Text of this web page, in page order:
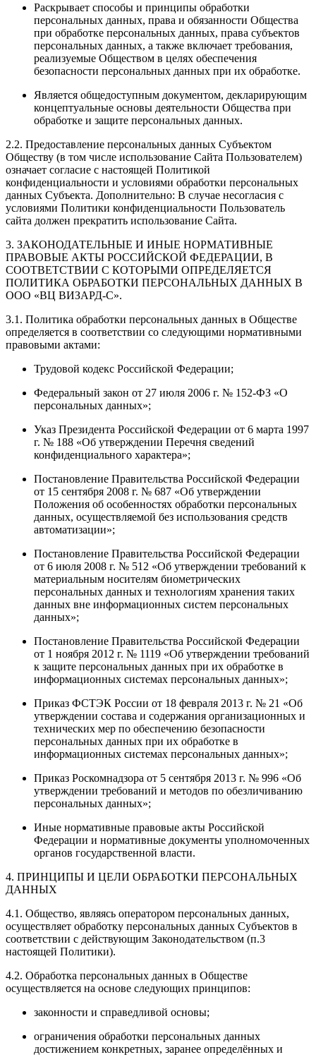
Раскрывает способы и принципы обработки
персональных данных, права и обязанности Общества
при обработке персональных данных, права субъектов
персональных данных, а также включает требования,
реализуемые Обществом в целях обеспечения
безопасности персональных данных при их обработке.
Является общедоступным документом, декларирующим
концептуальные основы деятельности Общества при
обработке и защите персональных данных.
2.2. Предоставление персональных данных Субъектом
Обществу (в том числе использование Сайта Пользователем)
означает согласие с настоящей Политикой
конфиденциальности и условиями обработки персональных
данных Субъекта. Дополнительно: В случае несогласия с
условиями Политики конфиденциальности Пользователь
сайта должен прекратить использование Сайта.
3. ЗАКОНОДАТЕЛЬНЫЕ И ИНЫЕ НОРМАТИВНЫЕ
ПРАВОВЫЕ АКТЫ РОССИЙСКОЙ ФЕДЕРАЦИИ, В
СООТВЕТСТВИИ С КОТОРЫМИ ОПРЕДЕЛЯЕТСЯ
ПОЛИТИКА ОБРАБОТКИ ПЕРСОНАЛЬНЫХ ДАННЫХ В
ООО «ВЦ ВИЗАРД-С».
3.1. Политика обработки персональных данных в Обществе
определяется в соответствии со следующими нормативными
правовыми актами:
Трудовой кодекс Российской Федерации;
Федеральный закон от 27 июля 2006 г. № 152-ФЗ «О
персональных данных»;
Указ Президента Российской Федерации от 6 марта 1997
г. № 188 «Об утверждении Перечня сведений
конфиденциального характера»;
Постановление Правительства Российской Федерации
от 15 сентября 2008 г. № 687 «Об утверждении
Положения об особенностях обработки персональных
данных, осуществляемой без использования средств
автоматизации»;
Постановление Правительства Российской Федерации
от 6 июля 2008 г. № 512 «Об утверждении требований к
материальным носителям биометрических
персональных данных и технологиям хранения таких
данных вне информационных систем персональных
данных»;
Постановление Правительства Российской Федерации
от 1 ноября 2012 г. № 1119 «Об утверждении требований
к защите персональных данных при их обработке в
информационных системах персональных данных»;
Приказ ФСТЭК России от 18 февраля 2013 г. № 21 «Об
утверждении состава и содержания организационных и
технических мер по обеспечению безопасности
персональных данных при их обработке в
информационных системах персональных данных»;
Приказ Роскомнадзора от 5 сентября 2013 г. № 996 «Об
утверждении требований и методов по обезличиванию
персональных данных»;
Иные нормативные правовые акты Российской
Федерации и нормативные документы уполномоченных
органов государственной власти.
4. ПРИНЦИПЫ И ЦЕЛИ ОБРАБОТКИ ПЕРСОНАЛЬНЫХ
ДАННЫХ
4.1. Общество, являясь оператором персональных данных,
осуществляет обработку персональных данных Субъектов в
соответствии с действующим Законодательством (п.3
настоящей Политики).
4.2. Обработка персональных данных в Обществе
осуществляется на основе следующих принципов:
законности и справедливой основы;
ограничения обработки персональных данных
достижением конкретных, заранее определённых и